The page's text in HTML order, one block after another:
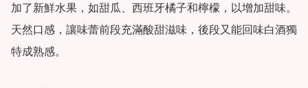
加了新鮮水果，如甜瓜、西班牙橘子和檸檬，以增加甜味。
天然口感，讓味蕾前段充滿酸甜滋味，後段又能回味白酒獨
特成熟感。